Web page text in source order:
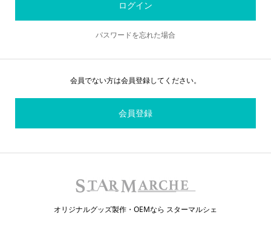
パスワードを忘れた場合
会員でない方は会員登録してください。
会員登録
オリジナルグッズ製作・OEMなら スターマルシェ